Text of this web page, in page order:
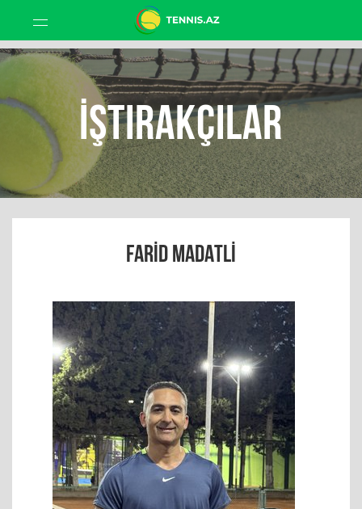
İştirakçılar
FARID MADATLI